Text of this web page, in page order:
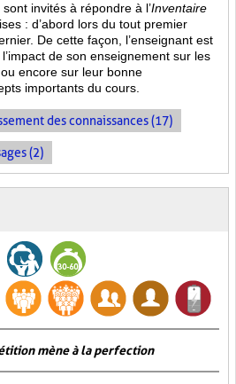
invités à répondre à l’Inventaire
: d’abord lors du tout premier
De cette façon, l’enseignant est
de son enseignement sur les
encore sur leur bonne
importants du cours.
des connaissances (17)
(2)
mène à la perfection